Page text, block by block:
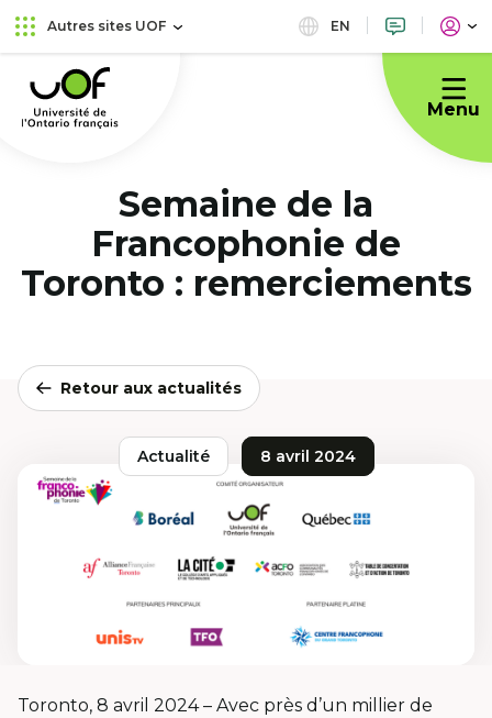
Aller
au
principal
Passer
au
contenu
Autres sites UOF EN
Université
de
l'Ontario
Menu
Semaine de la
Francophonie de
Toronto : remerciements
Retour aux actualités
Actualité 8 avril 2024
Toronto, 8 avril 2024 – Avec près d’un millier de